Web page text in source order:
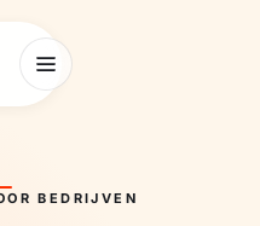
BEDRIJVEN